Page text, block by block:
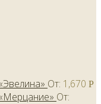
От: 1,670 Р
От: